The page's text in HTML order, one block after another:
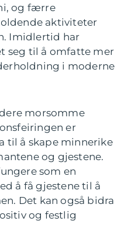
og færre
aktiviteter
Imidlertid har
seg til å omfatte mer
i moderne
morsomme
er
til å skape minnerike
og gjestene.
som en
å få gjestene til å
Det kan også bidra
og festlig